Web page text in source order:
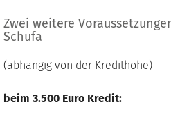
Zwei weitere
Schufa
(abhängig von der Kredithöhe)
beim 3.500 Euro Kredit: